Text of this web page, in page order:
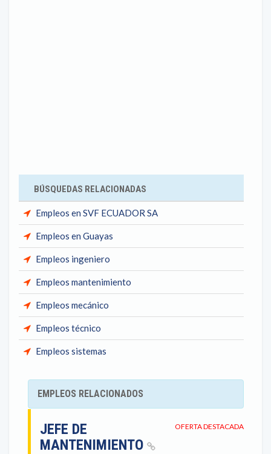
BÚSQUEDAS RELACIONADAS
Empleos en SVF ECUADOR SA
Empleos en Guayas
Empleos ingeniero
Empleos mantenimiento
Empleos mecánico
Empleos técnico
Empleos sistemas
EMPLEOS RELACIONADOS
OFERTA DESTACADA
JEFE DE
MANTENIMIENTO